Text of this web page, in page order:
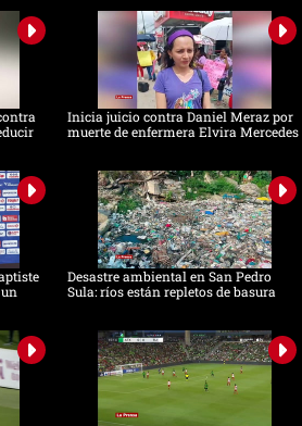
Inicia juicio contra Daniel Meraz por
muerte de enfermera Elvira Mercedes
Desastre ambiental en San Pedro
Sula: ríos están repletos de basura